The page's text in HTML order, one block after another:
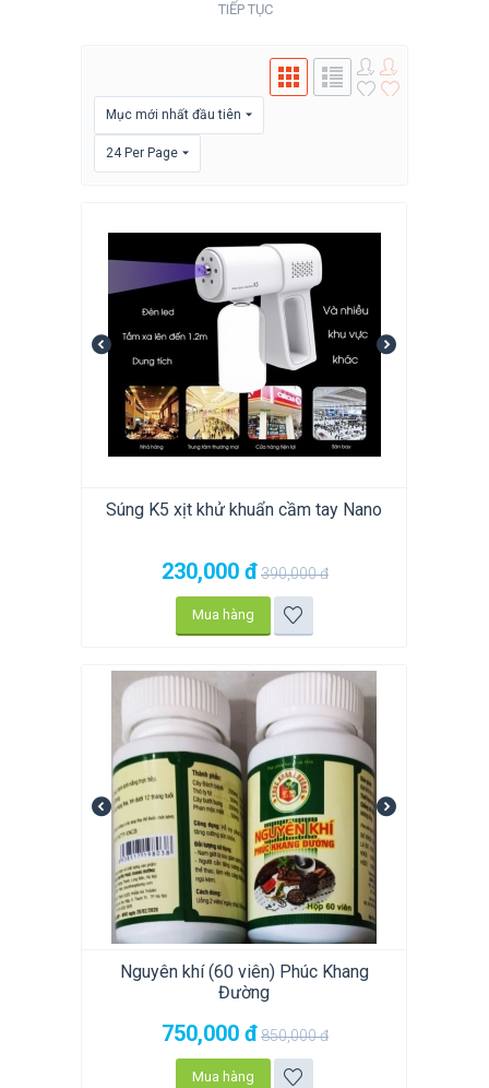
TIẾP TỤC
Mục mới nhất đầu tiên
24 Per Page
Súng K5 xịt khử khuẩn cầm tay Nano
230,000 đ390,000đ
Mua hàng
Nguyên khí (60 viên) Phúc Khang
Đường
750,000 đ850,000đ
Mua hàng